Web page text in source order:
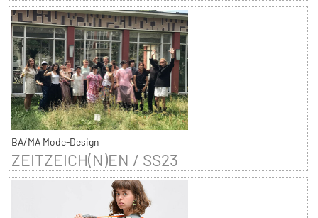
BA/MA Mode-Design
ZEITZEICH(N)EN / SS23